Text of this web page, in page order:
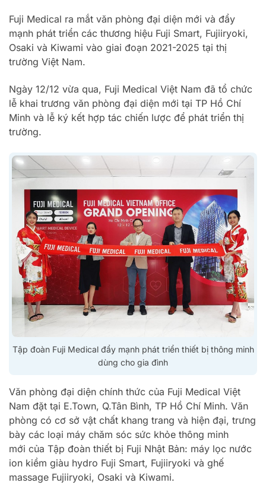
Fuji Medical ra mắt văn phòng đại diện mới và đẩy
mạnh phát triển các thương hiệu Fuji Smart, Fujiiryoki,
Osaki và Kiwami vào giai đoạn 2021-2025 tại thị
trường Việt Nam.
Ngày 12/12 vừa qua, Fuji Medical Việt Nam đã tổ chức
lễ khai trương văn phòng đại diện mới tại TP Hồ Chí
Minh và lễ ký kết hợp tác chiến lược để phát triển thị
trường.
Tập đoàn Fuji Medical đẩy mạnh phát triển thiết bị thông minh
dùng cho gia đình
Văn phòng đại diện chính thức của Fuji Medical Việt
Nam đặt tại E.Town, Q.Tân Bình, TP Hồ Chí Minh. Văn
phòng có cơ sở vật chất khang trang và hiện đại, trưng
bày các loại máy chăm sóc sức khỏe thông minh
mới của Tập đoàn thiết bị Fuji Nhật Bản: máy lọc nước
ion kiềm giàu hydro Fuji Smart, Fujiiryoki và ghế
massage Fujiiryoki, Osaki và Kiwami.